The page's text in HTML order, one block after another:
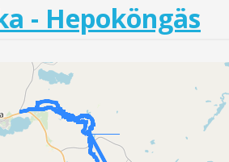
- Hepoköngäs